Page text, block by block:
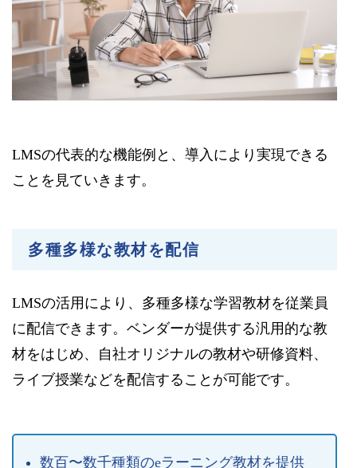
LMSの代表的な機能例と、導入により実現できる
ことを見ていきます。
多種多様な教材を配信
LMSの活用により、多種多様な学習教材を従業員
に配信できます。ベンダーが提供する汎用的な教
材をはじめ、自社オリジナルの教材や研修資料、
ライブ授業などを配信することが可能です。
数百〜数千種類のeラーニング教材を提供